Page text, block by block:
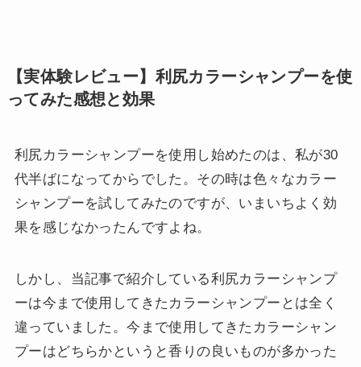
【実体験レビュー】利尻カラーシャンプーを使
ってみた感想と効果
利尻カラーシャンプーを使用し始めたのは、私が30
代半ばになってからでした。その時は色々なカラー
シャンプーを試してみたのですが、いまいちよく効
果を感じなかったんですよね。
しかし、当記事で紹介している利尻カラーシャンプ
ーは今まで使用してきたカラーシャンプーとは全く
違っていました。今まで使用してきたカラーシャン
プーはどちらかというと香りの良いものが多かった